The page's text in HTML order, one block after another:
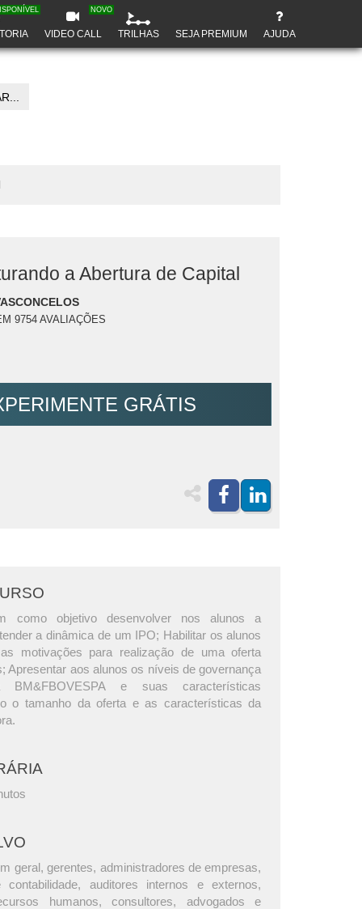
VIDEO CALL
NOVO
TRILHAS SEJA PREMIUM AJUDA
a Abertura de Capital
9754 AVALIAÇÕES
GRÁTIS
como objetivo desenvolver nos alunos a
a dinâmica de um IPO; Habilitar os alunos
motivações para realização de uma oferta
Apresentar aos alunos os níveis de governança
BM&FBOVESPA e suas características
o tamanho da oferta e as características da
geral, gerentes, administradores de empresas,
contabilidade, auditores internos e externos,
humanos, consultores, advogados e